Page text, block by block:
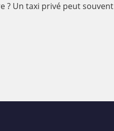
? Un taxi privé peut souvent